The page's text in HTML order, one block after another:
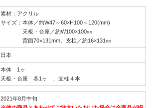
素材：アクリル
サイズ：本体／約W47～60×H100～120(mm)
天板・台座／約W100×100㎜
背面70×131mm、支柱／約16×131㎜
日本
本体 1ヶ
天板・台座 各1ヶ 、支柱４本
2021年8月中旬